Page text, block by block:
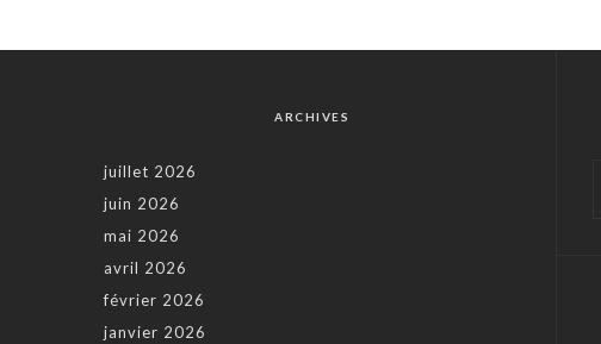
ARCHIVES
juillet 2026
juin 2026
mai 2026
avril 2026
février 2026
janvier 2026